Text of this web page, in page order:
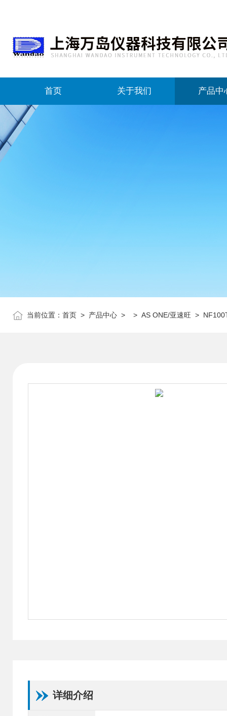
首页 关于我们 产品中
当前位置： 首页 > 产品中心 > > AS ONE/亚速旺 >
详细介绍